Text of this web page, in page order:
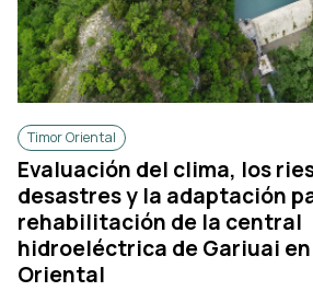
Timor Oriental
Evaluación del clima, los
desastres y la adaptación
rehabilitación de la central
hidroeléctrica de Gariuai
Oriental